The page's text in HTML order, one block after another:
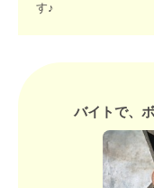
す♪
バイトで、